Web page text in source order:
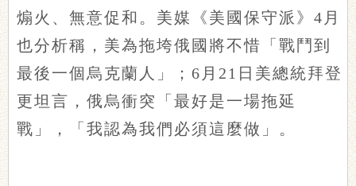
煽火、無意促和。美媒《美國保守派》4月
也分析稱，美為拖垮俄國將不惜「戰鬥到
最後一個烏克蘭人」；6月21日美總統拜登
更坦言，俄烏衝突「最好是一場拖延
戰」，「我認為我們必須這麼做」。